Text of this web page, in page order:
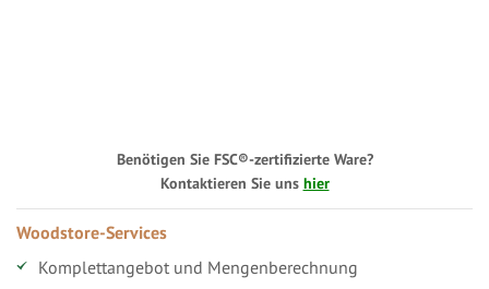
Benötigen Sie FSC®-zertifizierte Ware?
Kontaktieren Sie uns hier
Woodstore-Services
Komplettangebot und Mengenberechnung